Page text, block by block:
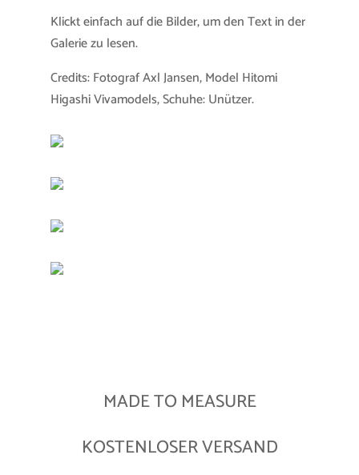
Klickt einfach auf die Bilder, um den Text in der
Galerie zu lesen.
Credits: Fotograf Axl Jansen, Model Hitomi
Higashi Vivamodels, Schuhe: Unützer.
MADE TO MEASURE
KOSTENLOSER VERSAND